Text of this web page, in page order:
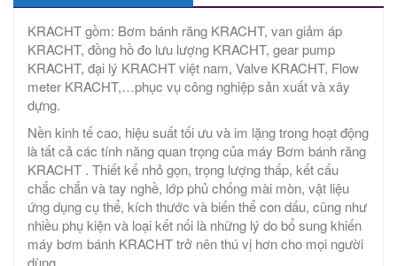
KRACHT gồm: Bơm bánh răng KRACHT, van giảm áp
KRACHT, đồng hồ đo lưu lượng KRACHT, gear pump
KRACHT, đại lý KRACHT việt nam, Valve KRACHT, Flow
meter KRACHT,…phục vụ công nghiệp sản xuất và xây
dựng.
Nền kinh tế cao, hiệu suất tối ưu và im lặng trong hoạt động
là tất cả các tính năng quan trọng của máy Bơm bánh răng
KRACHT . Thiết kế nhỏ gọn, trọng lượng thấp, kết cấu
chắc chắn và tay nghề, lớp phủ chống mài mòn, vật liệu
ứng dụng cụ thể, kích thước và biến thể con dấu, cũng như
nhiều phụ kiện và loại kết nối là những lý do bổ sung khiến
máy bơm bánh KRACHT trở nên thú vị hơn cho mọi người